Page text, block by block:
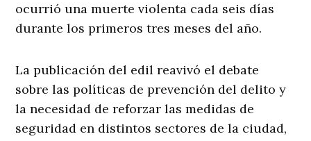
ocurrió una muerte violenta cada seis días
durante los primeros tres meses del año.
La publicación del edil reavivó el debate
sobre las políticas de prevención del delito y
la necesidad de reforzar las medidas de
seguridad en distintos sectores de la ciudad,